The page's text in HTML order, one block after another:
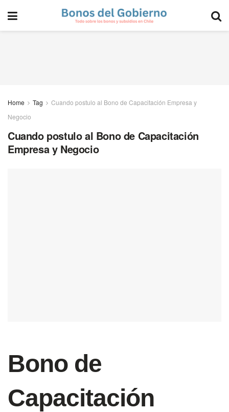
Home Tag
Cuando postulo al Bono de Capacitación Empresa y
Negocio
Cuando postulo al Bono de Capacitación
Empresa y Negocio
Bono de
Capacitación